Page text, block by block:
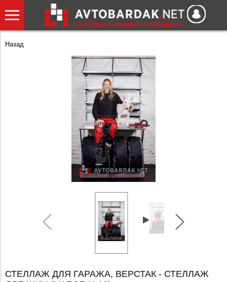
Назад
СТЕЛЛАЖ ДЛЯ ГАРАЖА, ВЕРСТАК - СТЕЛЛАЖ